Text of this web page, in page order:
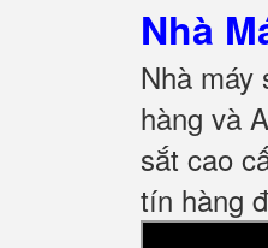
Nhà
Nhà máy
hàng và
sắt cao
tín hàng